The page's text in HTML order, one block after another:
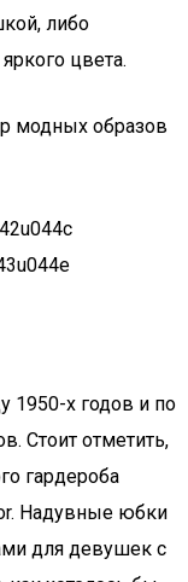
либо
цвета.
модных образов
1950-х годов и по
Стоит отметить,
гардероба
Надувные юбки
для девушек с